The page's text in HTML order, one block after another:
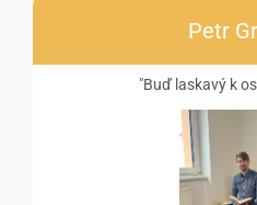
Petr
"Buď laskavý k